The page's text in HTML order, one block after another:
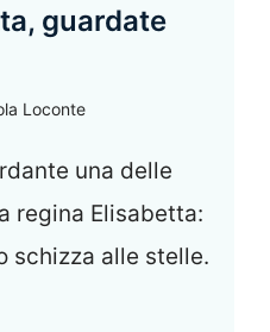
guardate
Loconte
una delle
regina Elisabetta:
schizza alle stelle.